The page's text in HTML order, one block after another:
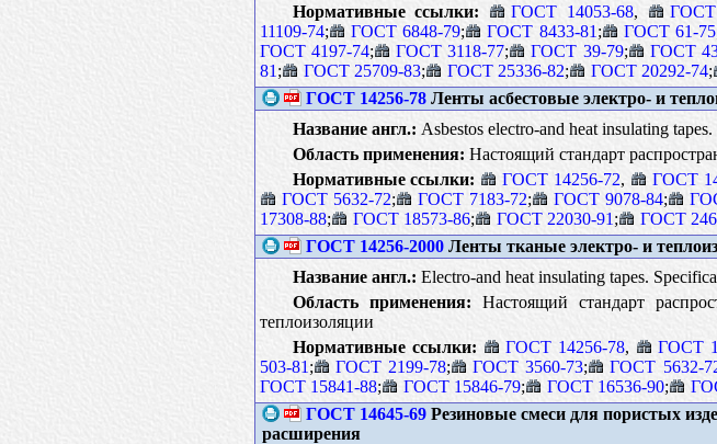
Нормативные ссылки:
ГОСТ 14053-68, ГОСТ
11109-74; ГОСТ 6848-79; ГОСТ 8433-81 ; ГОСТ 61-75
ГОСТ 4197-74; ГОСТ 3118-77; ГОСТ 39-79; ГОСТ
81 ; ГОСТ 25709-83; ГОСТ 25336-82; ГОСТ 20292-74;
ГОСТ 14256-78Ленты асбестовые электро- и
Название англ.: Asbestos electro-and heat insulating
Область применения: Настоящий стандарт
Нормативные ссылки:
ГОСТ 14256-72, ГОСТ
ГОСТ 5632-72; ГОСТ 7183-72; ГОСТ 9078-84;
17308-88; ГОСТ 18573-86; ГОСТ 22030-91 ; ГОСТ
ГОСТ 14256-2000Ленты тканые электро- и
Название англ.: Electro-and heat insulating tapes.
Область применения: Настоящий стандарт
теплоизоляции
Нормативные ссылки:
ГОСТ 14256-78, ГОСТ
503-81 ; ГОСТ 2199-78; ГОСТ 3560-73; ГОСТ 5632-
ГОСТ 15841-88; ГОСТ 15846-79; ГОСТ 16536-90;
ГОСТ 14645-69Резиновые смеси для пористых
расширения